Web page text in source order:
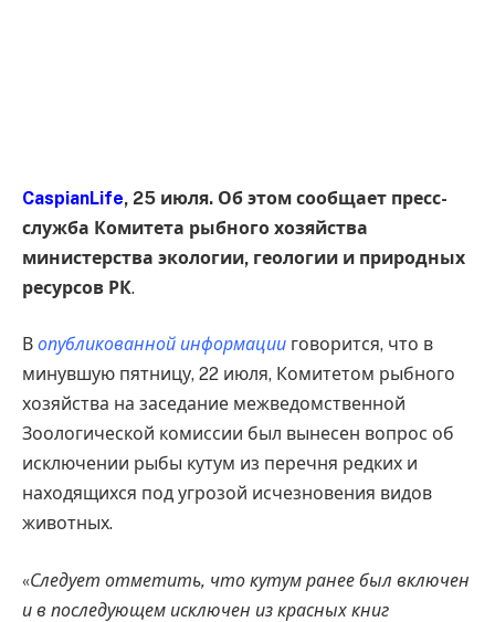
CaspianLife, 25 июля. Об этом сообщает пресс-
служба Комитета рыбного хозяйства
министерства экологии, геологии и природных
ресурсов РК.
В опубликованной информации говорится, что в
минувшую пятницу, 22 июля, Комитетом рыбного
хозяйства на заседание межведомственной
Зоологической комиссии был вынесен вопрос об
исключении рыбы кутум из перечня редких и
находящихся под угрозой исчезновения видов
животных.
«Следует отметить, что кутум ранее был включен
и в последующем исключен из красных книг